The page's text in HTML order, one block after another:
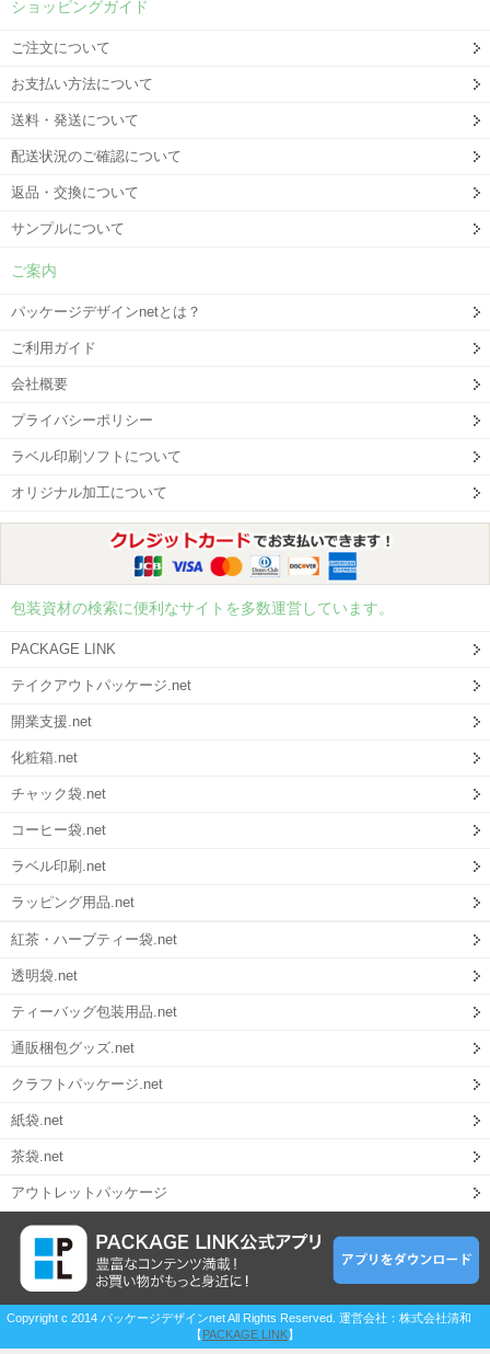
ショッピングガイド
ご注文について
お支払い方法について
送料・発送について
配送状況のご確認について
返品・交換について
サンプルについて
ご案内
パッケージデザインnetとは？
ご利用ガイド
会社概要
プライバシーポリシー
ラベル印刷ソフトについて
オリジナル加工について
包装資材の検索に便利なサイトを多数運営しています。
PACKAGE LINK
テイクアウトパッケージ.net
開業支援.net
化粧箱.net
チャック袋.net
コーヒー袋.net
ラベル印刷.net
ラッピング用品.net
紅茶・ハーブティー袋.net
透明袋.net
ティーバッグ包装用品.net
通販梱包グッズ.net
クラフトパッケージ.net
紙袋.net
茶袋.net
アウトレットパッケージ
Copyright c 2014 パッケージデザインnet All Rights Reserved. 運営会社：株式会社清和
【 PACKAGE LINK】